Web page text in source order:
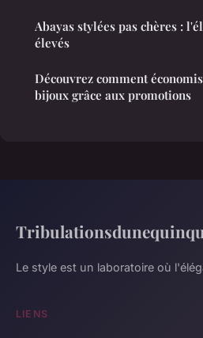
Abayas stylées pas chères :
élevés
Découvrez comment
bijoux grâce aux promotions
Le style est un laboratoire où
LIENS